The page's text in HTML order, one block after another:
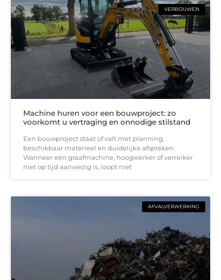
VERBOUWEN
Machine huren voor een bouwproject: zo
voorkomt u vertraging en onnodige stilstand
Een bouwproject staat of valt met planning,
beschikbaar materieel en duidelijke afspraken.
Wanneer een graafmachine, hoogwerker of verreiker
niet op tijd aanwezig is, loopt niet
AFVALVERWERKING